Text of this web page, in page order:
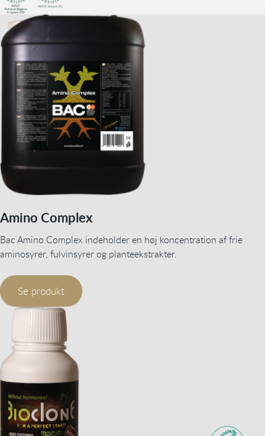
Amino Complex
Bac Amino Complex indeholder en høj koncentration af frie
aminosyrer, fulvinsyrer og planteekstrakter.
Se produkt